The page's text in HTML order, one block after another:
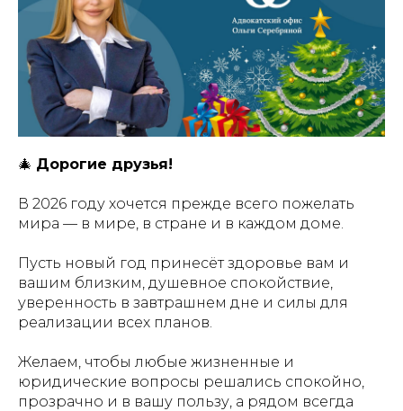
🎄 Дорогие друзья!
В 2026 году хочется прежде всего пожелать
мира — в мире, в стране и в каждом доме.
Пусть новый год принесёт здоровье вам и
вашим близким, душевное спокойствие,
уверенность в завтрашнем дне и силы для
реализации всех планов.
Желаем, чтобы любые жизненные и
юридические вопросы решались спокойно,
прозрачно и в вашу пользу, а рядом всегда